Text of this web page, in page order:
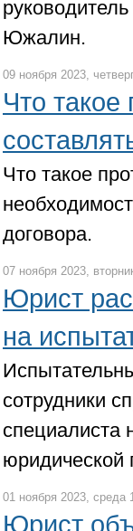
Южалин.
09 ноября 2023,
Что такое
Что такое
договора.
07 ноября 2023,
Юрист
на
сотрудники
специалиста
юридической
01 ноября 2023, среда
Юрист